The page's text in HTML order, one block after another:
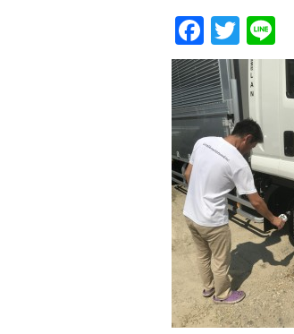
F
a
c
e
b
o
o
k
T
w
itt
er
n
e